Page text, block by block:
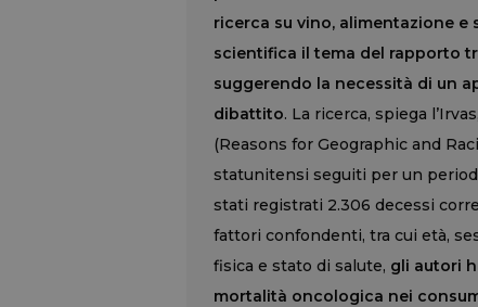
ricerca su vino, alimentazione e
scientifica il tema del rapporto
suggerendo la necessità di un
dibattito. La ricerca, spiega
(Reasons for Geographic and
statunitensi seguiti per un
stati registrati 2.306 decessi
fattori confondenti, tra cui età,
fisica e stato di salute, gli autori
mortalità oncologica nei